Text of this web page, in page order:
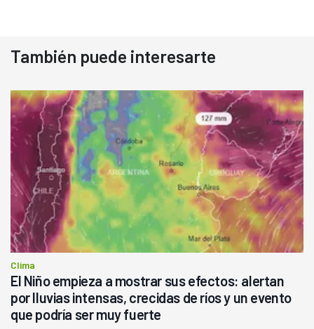
También puede interesarte
Clima
El Niño empieza a mostrar sus efectos: alertan
por lluvias intensas, crecidas de ríos y un evento
que podría ser muy fuerte